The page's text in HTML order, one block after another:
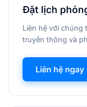
Đặt lịch
Liên hệ với chúng
truyền thông và
Liên hệ ngay